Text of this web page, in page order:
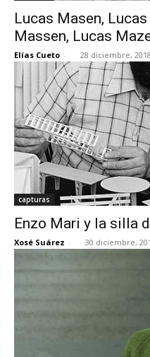
Lucas Masen,
Massen, Lucas
Elías Cueto - 28 diciembre, 2018
capturas
Enzo Mari y la silla
Xosé Suárez - 30 diciembre,